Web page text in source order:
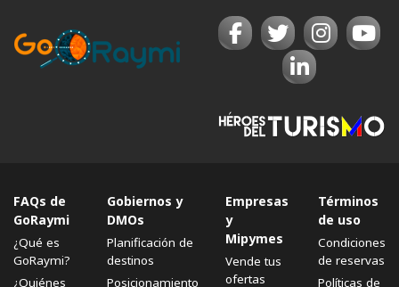
FAQs de
GoRaymi
¿Qué es
GoRaymi?
¿Quiénes
Gobiernos y
DMOs
Planificación de
destinos
Posicionamiento
Empresas
y
Mipymes
Vende tus
ofertas
Términos
de uso
Condiciones
de reservas
Políticas de